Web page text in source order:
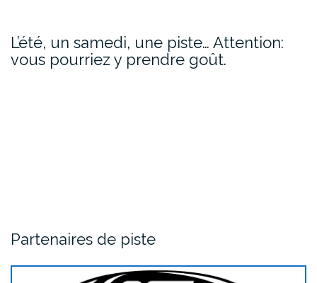
L’été, un samedi, une piste… Attention:
vous pourriez y prendre goût.
Partenaires de piste